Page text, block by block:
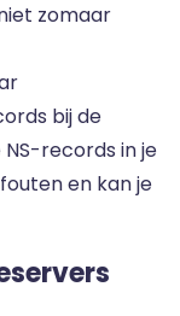
zomaar
bij de
records in je
en kan je